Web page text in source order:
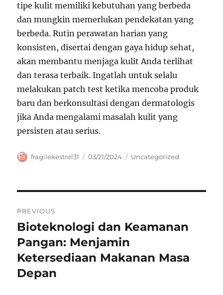
tipe kulit memiliki kebutuhan yang berbeda
dan mungkin memerlukan pendekatan yang
berbeda. Rutin perawatan harian yang
konsisten, disertai dengan gaya hidup sehat,
akan membantu menjaga kulit Anda terlihat
dan terasa terbaik. Ingatlah untuk selalu
melakukan patch test ketika mencoba produk
baru dan berkonsultasi dengan dermatologis
jika Anda mengalami masalah kulit yang
persisten atau serius.
Author
fragilekestrel31
Posted
03/21/2024 Categories
Uncategorized
pos
PREVIOUS
Previous
post:
Bioteknologi dan Keamanan
Pangan: Menjamin
Ketersediaan Makanan Masa
Depan